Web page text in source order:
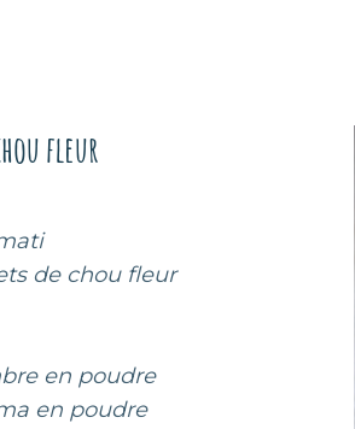
fleur
de chou fleur
en poudre
en poudre